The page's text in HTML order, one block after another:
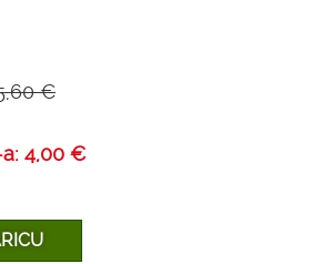
€
4,00 €